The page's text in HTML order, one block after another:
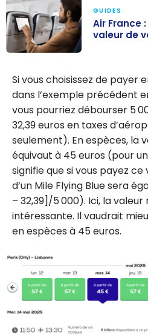
quelle est la
vraie valeur de
vos Miles Flying
Blue
GUIDES
Air France
valeur de
Si vous choisissez de payer
dans l’exemple précédent
vous pourriez débourser 5
32,39 euros en taxes
seulement). En espèces, la
équivaut à 45 euros (pour
signifie que si vous payez ce
d’un Mile Flying Blue sera
– 32,39]/5 000). Ici, la valeur
intéressante. Il vaudrait
en espèces à 45 euros.